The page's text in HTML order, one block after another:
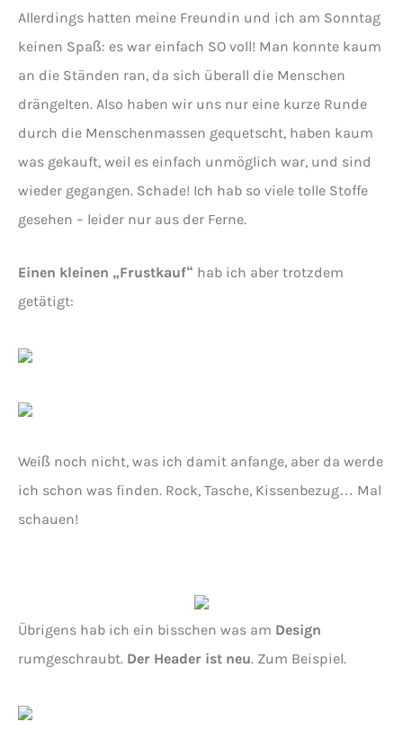
Allerdings hatten meine Freundin und ich am Sonntag
keinen Spaß: es war einfach SO voll! Man konnte kaum
an die Ständen ran, da sich überall die Menschen
drängelten. Also haben wir uns nur eine kurze Runde
durch die Menschenmassen gequetscht, haben kaum
was gekauft, weil es einfach unmöglich war, und sind
wieder gegangen. Schade! Ich hab so viele tolle Stoffe
gesehen – leider nur aus der Ferne.
Einen kleinen „Frustkauf“ hab ich aber trotzdem
getätigt:
Weiß noch nicht, was ich damit anfange, aber da werde
ich schon was finden. Rock, Tasche, Kissenbezug… Mal
schauen!
Übrigens hab ich ein bisschen was am Design
rumgeschraubt. Der Header ist neu. Zum Beispiel.